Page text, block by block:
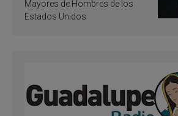
Mayores de Hombres de los
Estados Unidos